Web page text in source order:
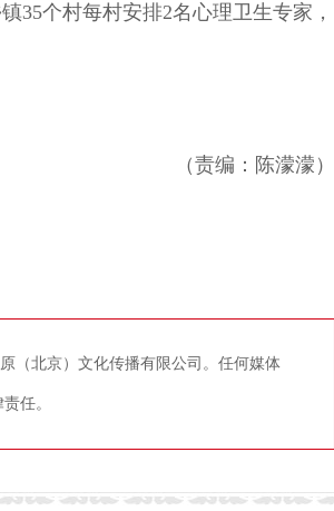
35个村每村安排2名心理卫生专家，
（责编：陈濛濛）
（北京）文化传播有限公司。任何媒体
任。